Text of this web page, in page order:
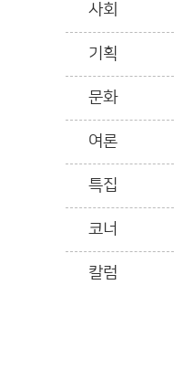
사회
기획
문화
여론
특집
코너
칼럼